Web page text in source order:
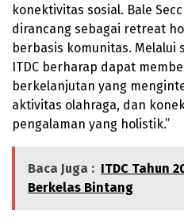
konektivitas sosial. Bale
dirancang sebagai retreat
berbasis komunitas. Melalui
ITDC berharap dapat
berkelanjutan yang
aktivitas olahraga, dan
pengalaman yang holistik.”
Baca Juga : ITDC Tahun
Berkelas Bintang